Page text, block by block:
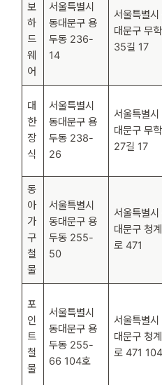
보
하
드
웨
어
서울특별시
동대문구 용
두동 236-
14
서울특별시
대문구 무
35길 17
대
한
장
식
서울특별시
동대문구 용
두동 238-
26
서울특별시
대문구 무
27길 17
동
아
가
구
철
물
서울특별시
동대문구 용
두동 255-
50
서울특별시
대문구 청
로 471
포
인
트
철
물
서울특별시
동대문구 용
두동 255-
66 104호
서울특별시
대문구 청
로 471